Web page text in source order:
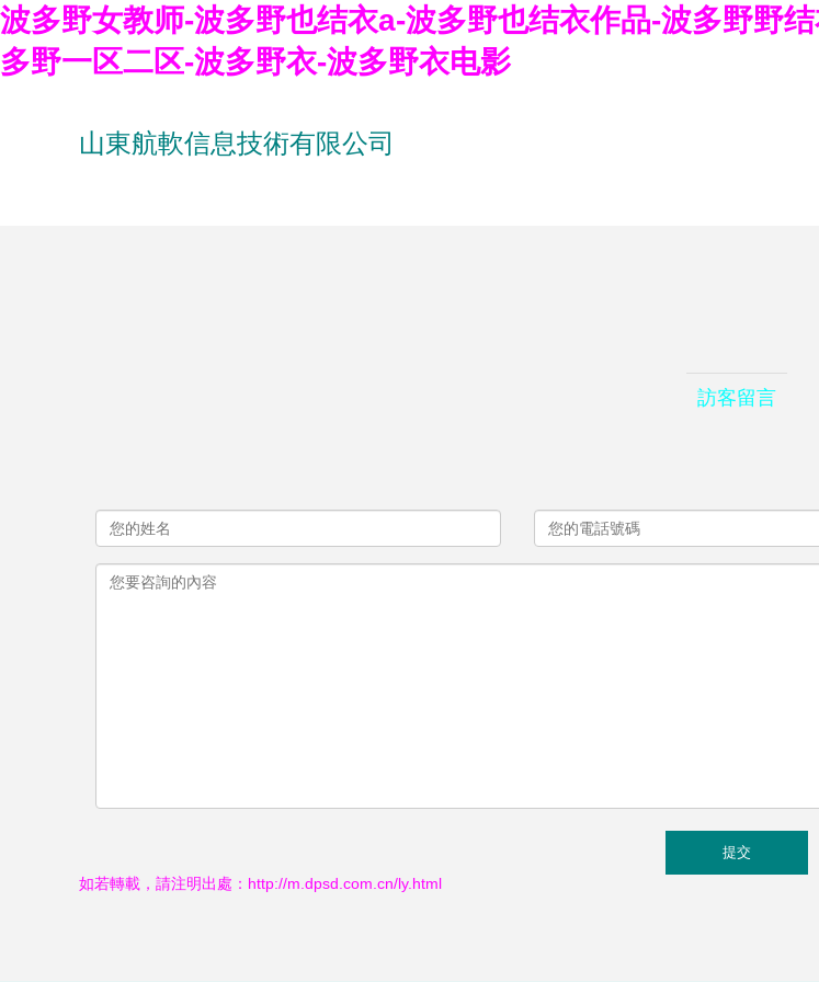
波多野女教师-波多野也结衣a-波多野也结衣作品-波多野野
多野一区二区-波多野衣-波多野衣电影
山東航軟信息技術有限公司
訪客留言
如若轉載，請注明出處：http://m.dpsd.com.cn/ly.html